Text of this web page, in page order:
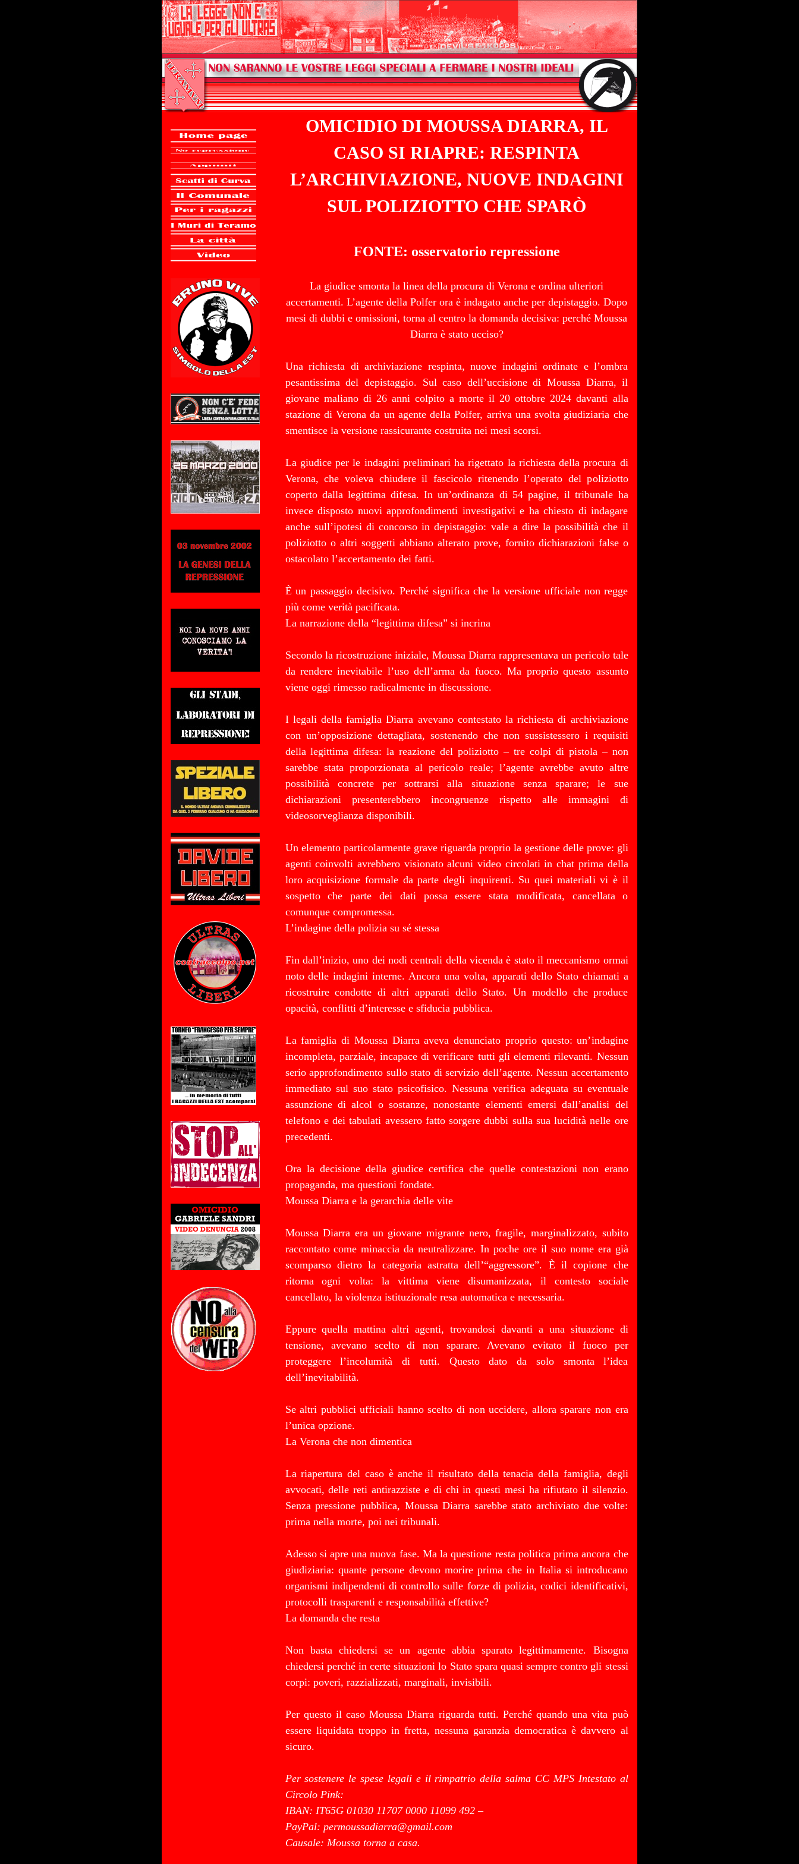
OMICIDIO DI MOUSSA DIARRA, IL
CASO SI RIAPRE: RESPINTA
L’ARCHIVIAZIONE, NUOVE INDAGINI
SUL POLIZIOTTO CHE SPARÒ
FONTE: osservatorio repressione
La giudice smonta la linea della procura di Verona e ordina ulteriori
accertamenti. L’agente della Polfer ora è indagato anche per depistaggio. Dopo
mesi di dubbi e omissioni, torna al centro la domanda decisiva: perché Moussa
Diarra è stato ucciso?
Una richiesta di archiviazione respinta, nuove indagini ordinate e l’ombra
pesantissima del depistaggio. Sul caso dell’uccisione di Moussa Diarra, il
giovane maliano di 26 anni colpito a morte il 20 ottobre 2024 davanti alla
stazione di Verona da un agente della Polfer, arriva una svolta giudiziaria che
smentisce la versione rassicurante costruita nei mesi scorsi.
La giudice per le indagini preliminari ha rigettato la richiesta della procura di
Verona, che voleva chiudere il fascicolo ritenendo l’operato del poliziotto
coperto dalla legittima difesa. In un’ordinanza di 54 pagine, il tribunale ha
invece disposto nuovi approfondimenti investigativi e ha chiesto di indagare
anche sull’ipotesi di concorso in depistaggio: vale a dire la possibilità che il
poliziotto o altri soggetti abbiano alterato prove, fornito dichiarazioni false o
ostacolato l’accertamento dei fatti.
È un passaggio decisivo. Perché significa che la versione ufficiale non regge
più come verità pacificata.
La narrazione della “legittima difesa” si incrina
Secondo la ricostruzione iniziale, Moussa Diarra rappresentava un pericolo tale
da rendere inevitabile l’uso dell’arma da fuoco. Ma proprio questo assunto
viene oggi rimesso radicalmente in discussione.
I legali della famiglia Diarra avevano contestato la richiesta di archiviazione
con un’opposizione dettagliata, sostenendo che non sussistessero i requisiti
della legittima difesa: la reazione del poliziotto – tre colpi di pistola – non
sarebbe stata proporzionata al pericolo reale; l’agente avrebbe avuto altre
possibilità concrete per sottrarsi alla situazione senza sparare; le sue
dichiarazioni presenterebbero incongruenze rispetto alle immagini di
videosorveglianza disponibili.
Un elemento particolarmente grave riguarda proprio la gestione delle prove: gli
agenti coinvolti avrebbero visionato alcuni video circolati in chat prima della
loro acquisizione formale da parte degli inquirenti. Su quei materiali vi è il
sospetto che parte dei dati possa essere stata modificata, cancellata o
comunque compromessa.
L’indagine della polizia su sé stessa
Fin dall’inizio, uno dei nodi centrali della vicenda è stato il meccanismo ormai
noto delle indagini interne. Ancora una volta, apparati dello Stato chiamati a
ricostruire condotte di altri apparati dello Stato. Un modello che produce
opacità, conflitti d’interesse e sfiducia pubblica.
La famiglia di Moussa Diarra aveva denunciato proprio questo: un’indagine
incompleta, parziale, incapace di verificare tutti gli elementi rilevanti. Nessun
serio approfondimento sullo stato di servizio dell’agente. Nessun accertamento
immediato sul suo stato psicofisico. Nessuna verifica adeguata su eventuale
assunzione di alcol o sostanze, nonostante elementi emersi dall’analisi del
telefono e dei tabulati avessero fatto sorgere dubbi sulla sua lucidità nelle ore
precedenti.
Ora la decisione della giudice certifica che quelle contestazioni non erano
propaganda, ma questioni fondate.
Moussa Diarra e la gerarchia delle vite
Moussa Diarra era un giovane migrante nero, fragile, marginalizzato, subito
raccontato come minaccia da neutralizzare. In poche ore il suo nome era già
scomparso dietro la categoria astratta dell’“aggressore”. È il copione che
ritorna ogni volta: la vittima viene disumanizzata, il contesto sociale
cancellato, la violenza istituzionale resa automatica e necessaria.
Eppure quella mattina altri agenti, trovandosi davanti a una situazione di
tensione, avevano scelto di non sparare. Avevano evitato il fuoco per
proteggere l’incolumità di tutti. Questo dato da solo smonta l’idea
dell’inevitabilità.
Se altri pubblici ufficiali hanno scelto di non uccidere, allora sparare non era
l’unica opzione.
La Verona che non dimentica
La riapertura del caso è anche il risultato della tenacia della famiglia, degli
avvocati, delle reti antirazziste e di chi in questi mesi ha rifiutato il silenzio.
Senza pressione pubblica, Moussa Diarra sarebbe stato archiviato due volte:
prima nella morte, poi nei tribunali.
Adesso si apre una nuova fase. Ma la questione resta politica prima ancora che
giudiziaria: quante persone devono morire prima che in Italia si introducano
organismi indipendenti di controllo sulle forze di polizia, codici identificativi,
protocolli trasparenti e responsabilità effettive?
La domanda che resta
Non basta chiedersi se un agente abbia sparato legittimamente. Bisogna
chiedersi perché in certe situazioni lo Stato spara quasi sempre contro gli stessi
corpi: poveri, razzializzati, marginali, invisibili.
Per questo il caso Moussa Diarra riguarda tutti. Perché quando una vita può
essere liquidata troppo in fretta, nessuna garanzia democratica è davvero al
sicuro.
Per sostenere le spese legali e il rimpatrio della salma CC MPS Intestato al
Circolo Pink:
IBAN: IT65G 01030 11707 0000 11099 492 –
PayPal: permoussadiarra@gmail.com
Causale: Moussa torna a casa.